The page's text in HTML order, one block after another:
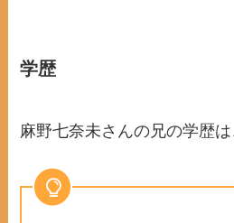
学歴
麻野七奈未さんの兄の学歴は